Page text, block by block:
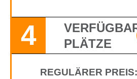
4
PLÄTZE
REGULÄRER PREIS: